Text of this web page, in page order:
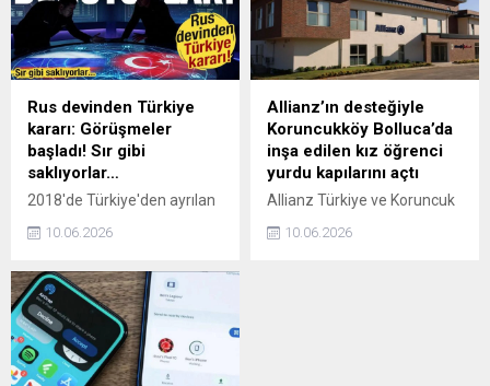
modelinin Instagram
üzerindeki kullanımını
durdurma kararı aldı.
yeni nesil füzeler arıyor. Yeni
füzelerin menzilinin bin
deniz milini aşması
planlanıyor.
Rus devinden Türkiye
kararı: Görüşmeler
başladı! Sır gibi
saklıyorlar…
2018'de Türkiye'den ayrılan
Sber, yapay zeka ve
dönmeye hazırlanıyor. Üst
yönetici Vedyakhin, talep
gelirse egemen yapay zeka
modeli GigaChat'i
paylaşmaya hazır olduklarını
10.06.2026
Allianz’ın desteğiyle
Koruncukköy Bolluca’da
inşa edilen kız öğrenci
yurdu kapılarını açtı
Allianz Türkiye ve Koruncuk
depremlerinin ardından kız
10.06.2026